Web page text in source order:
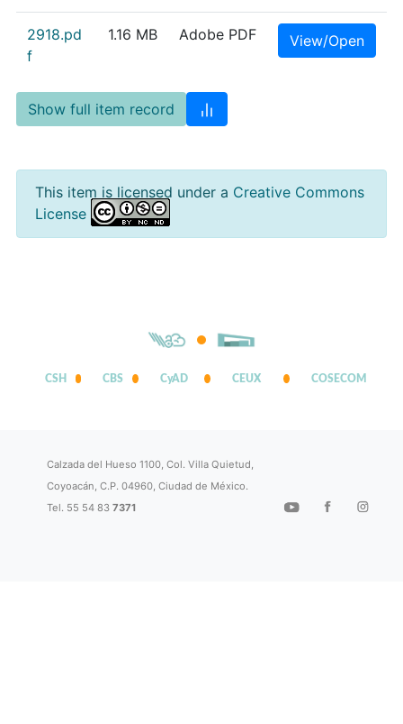
2918.pd
f
1.16 MB Adobe PDF View/Open
Show full item record
This item is licensed under a Creative Commons
License
CSH CBS CyAD CEUX COSECOM
Calzada del Hueso 1100, Col. Villa Quietud,
Coyoacán, C.P. 04960, Ciudad de México.
Tel. 55 54 837371